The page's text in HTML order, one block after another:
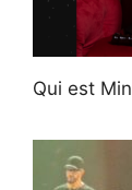
Qui est